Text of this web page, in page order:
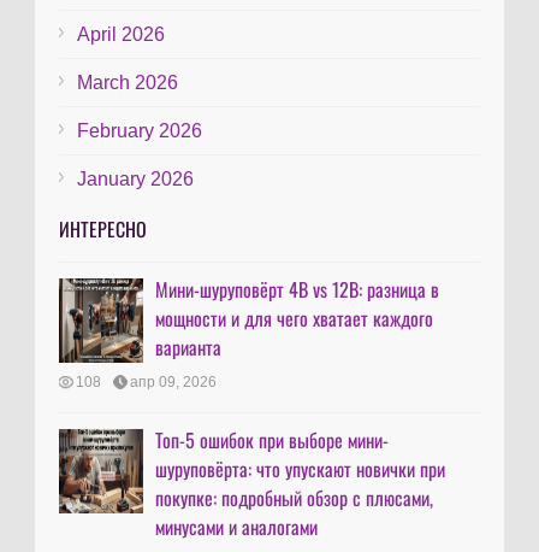
April 2026
March 2026
February 2026
January 2026
ИНТЕРЕСНО
Мини-шуруповёрт 4В vs 12В: разница в
мощности и для чего хватает каждого
варианта
108 апр 09, 2026
Топ-5 ошибок при выборе мини-
шуруповёрта: что упускают новички при
покупке: подробный обзор с плюсами,
минусами и аналогами